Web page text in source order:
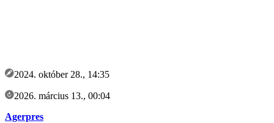
2024. október 28., 14:35
2026. március 13., 00:04
Agerpres